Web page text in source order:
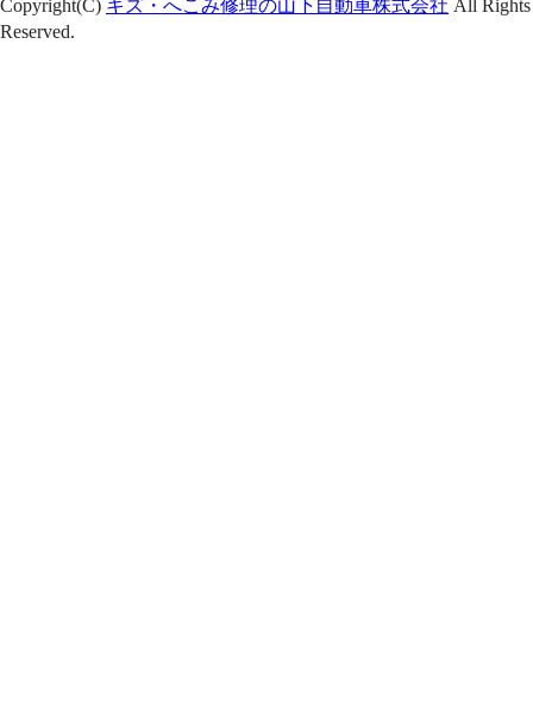
Copyright(C) キズ・へこみ修理の山下自動車株式会社 All Rights
Reserved.